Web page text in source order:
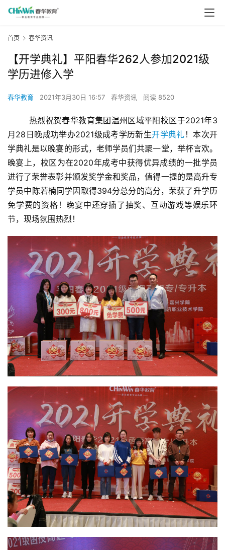
首页 春华资讯
【开学典礼】平阳春华262人参加2021级
学历进修入学
春华教育 2021年3月30日 16:57 春华资讯 阅读 8520
月28日晚成功举办2021级成考学历新生开学典礼 ！本次开
学典礼是以晚宴的形式，老师学员们共聚一堂，举杯言欢。
晚宴上，校区为在2020年成考中获得优异成绩的一批学员
进行了荣誉表彰并颁发奖学金和奖品，值得一提的是高升专
学员中陈若楠同学因取得394分总分的高分，荣获了升学历
免学费的资格！晚宴中还穿插了抽奖、互动游戏等娱乐环
节，现场氛围热烈！